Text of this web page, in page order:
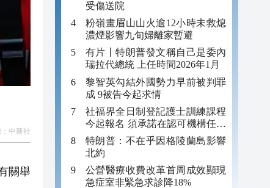
中新社
關舉
受傷送院
粉嶺畫眉山山火逾12小時未救熄
濃煙影響九旬婦離家暫避
有片丨特朗普發文稱自己是委內
瑞拉代總統 上任時間2026年1月
黎智英勾結外國勢力早前被判罪
成 9被告今起求情
社福界全日制登記護士訓練課程
今起報名 須承諾在認可機構任職
至少三年
特朗普：不在乎因格陵蘭島影響
北約
公營醫療收費改革首周成效顯現
急症室非緊急求診降18%